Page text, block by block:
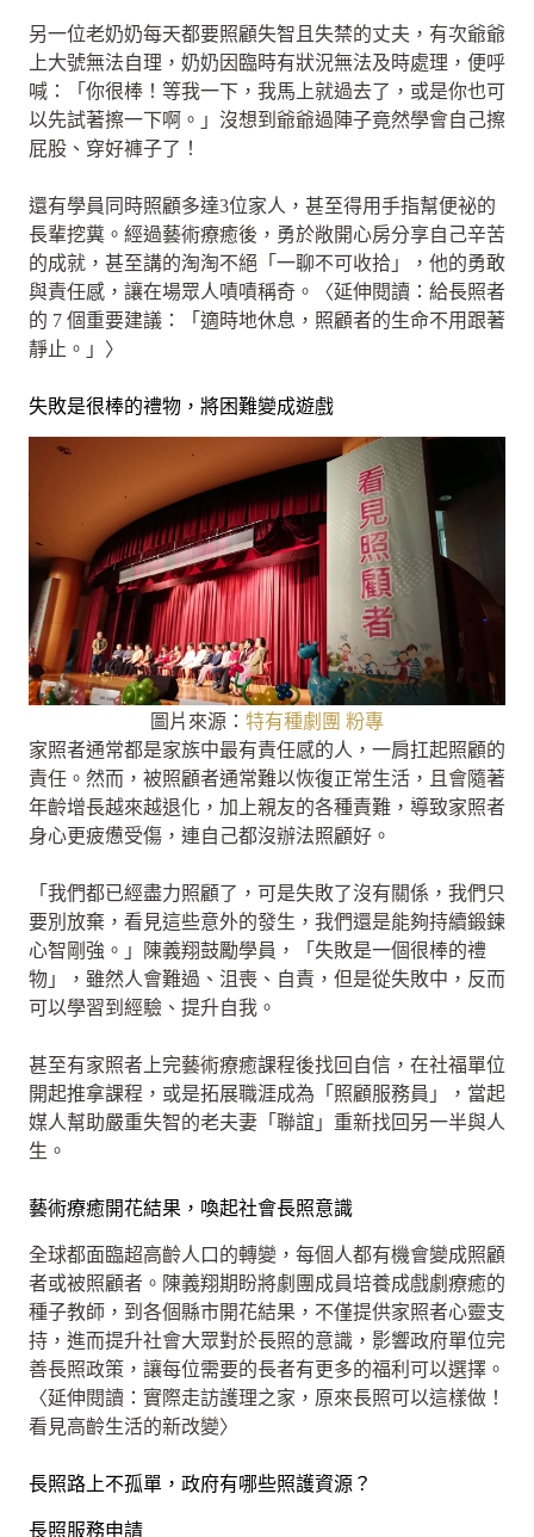
另一位老奶奶每天都要照顧失智且失禁的丈夫，有次爺爺
上大號無法自理，奶奶因臨時有狀況無法及時處理，便呼
喊：「你很棒！等我一下，我馬上就過去了，或是你也可
以先試著擦一下啊。」沒想到爺爺過陣子竟然學會自己擦
屁股、穿好褲子了！
還有學員同時照顧多達3位家人，甚至得用手指幫便祕的
長輩挖糞。經過藝術療癒後，勇於敞開心房分享自己辛苦
的成就，甚至講的淘淘不絕「一聊不可收拾」，他的勇敢
與責任感，讓在場眾人嘖嘖稱奇。〈延伸閱讀：給長照者
的 7 個重要建議：「適時地休息，照顧者的生命不用跟著
靜止。」〉
失敗是很棒的禮物，將困難變成遊戲
圖片來源： 特有種劇團 粉專
家照者通常都是家族中最有責任感的人，一肩扛起照顧的
責任。然而，被照顧者通常難以恢復正常生活，且會隨著
年齡增長越來越退化，加上親友的各種責難，導致家照者
身心更疲憊受傷，連自己都沒辦法照顧好。
「我們都已經盡力照顧了，可是失敗了沒有關係，我們只
要別放棄，看見這些意外的發生，我們還是能夠持續鍛鍊
心智剛強。」陳義翔鼓勵學員，「失敗是一個很棒的禮
物」，雖然人會難過、沮喪、自責，但是從失敗中，反而
可以學習到經驗、提升自我。
甚至有家照者上完藝術療癒課程後找回自信，在社福單位
開起推拿課程，或是拓展職涯成為「照顧服務員」，當起
媒人幫助嚴重失智的老夫妻「聯誼」重新找回另一半與人
生。
藝術療癒開花結果，喚起社會長照意識
全球都面臨超高齡人口的轉變，每個人都有機會變成照顧
者或被照顧者。陳義翔期盼將劇團成員培養成戲劇療癒的
種子教師，到各個縣市開花結果，不僅提供家照者心靈支
持，進而提升社會大眾對於長照的意識，影響政府單位完
善長照政策，讓每位需要的長者有更多的福利可以選擇。
〈延伸閱讀：實際走訪護理之家，原來長照可以這樣做！
看見高齡生活的新改變〉
長照路上不孤單，政府有哪些照護資源？
長照服務申請